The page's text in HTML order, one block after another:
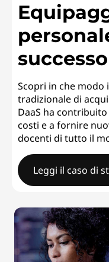
successo
Scopri in che modo
tradizionale di
DaaS ha
costi e a fornire
docenti di tutto il
Leggi il caso di